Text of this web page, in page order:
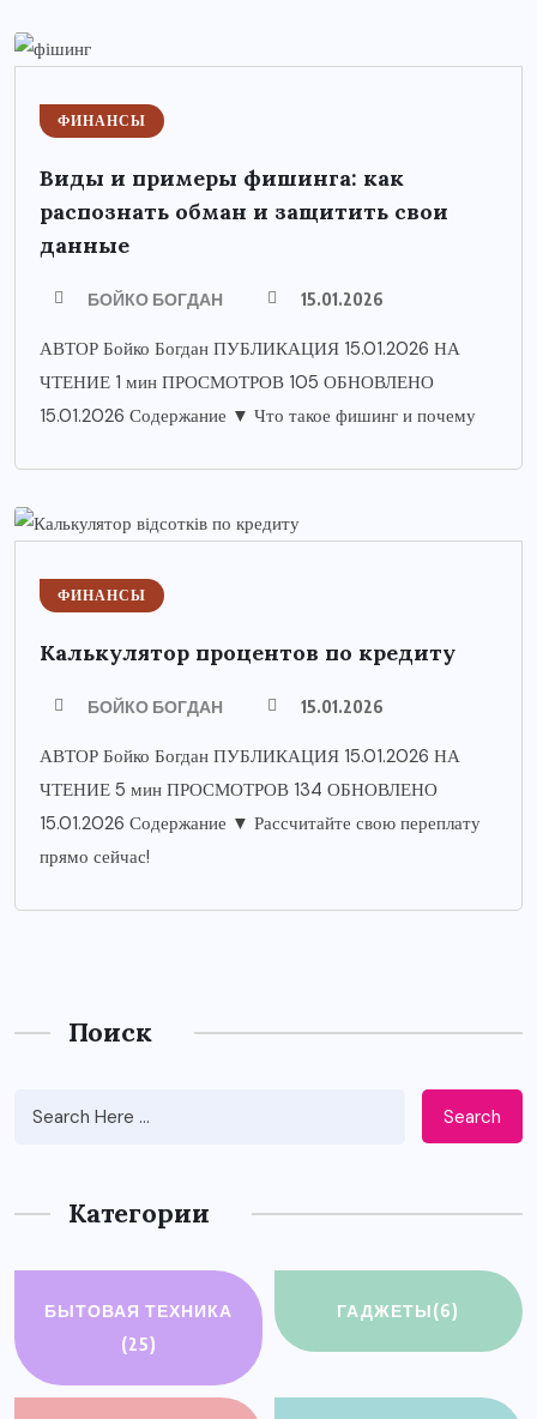
ФИНАНСЫ
Виды и примеры фишинга: как
распознать обман и защитить свои
данные
БОЙКО БОГДАН 15.01.2026
АВТОР Бойко Богдан ПУБЛИКАЦИЯ 15.01.2026 НА
ЧТЕНИЕ 1 мин ПРОСМОТРОВ 105 ОБНОВЛЕНО
15.01.2026 Содержание ▼ Что такое фишинг и почему
ФИНАНСЫ
Калькулятор процентов по кредиту
БОЙКО БОГДАН 15.01.2026
АВТОР Бойко Богдан ПУБЛИКАЦИЯ 15.01.2026 НА
ЧТЕНИЕ 5 мин ПРОСМОТРОВ 134 ОБНОВЛЕНО
15.01.2026 Содержание ▼ Рассчитайте свою переплату
прямо сейчас!
Поиск
Search
Категории
БЫТОВАЯ ТЕХНИКА
(25)
ГАДЖЕТЫ(6)